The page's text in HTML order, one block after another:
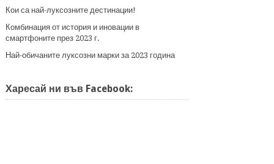
Кои са най-луксозните дестинации!
Комбинация от история и иновации в
смартфоните през 2023 г.
Най-обичаните луксозни марки за 2023 година
Харесай ни във Facebook: